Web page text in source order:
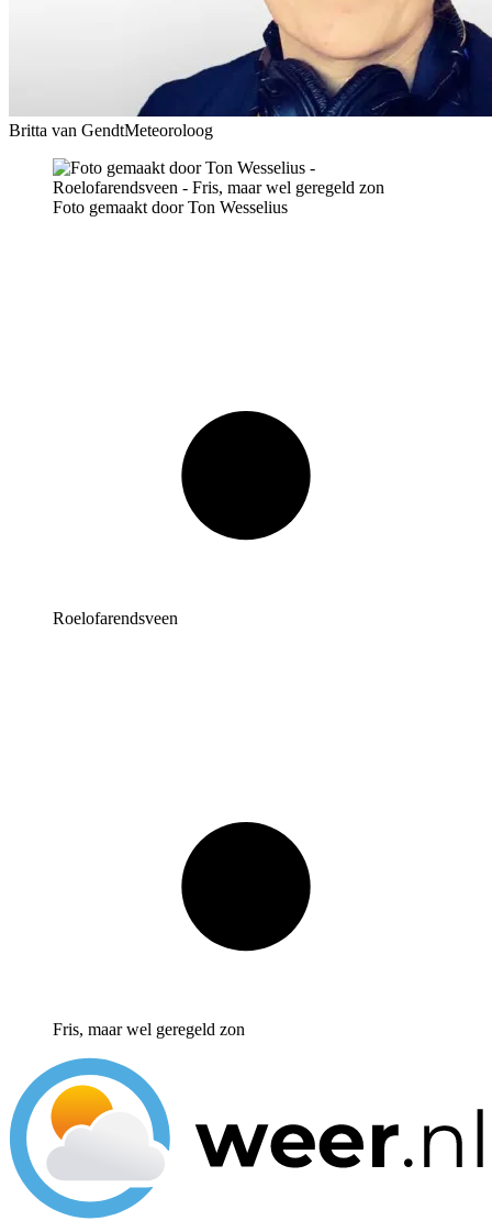
Britta van GendtMeteoroloog
Foto gemaakt door Ton Wesselius
Roelofarendsveen
Fris, maar wel geregeld zon